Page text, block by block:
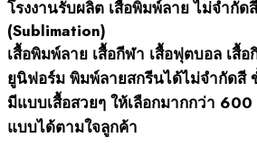
โรงงานรับผลิต เสื้อพิมพ์ลาย ไม่จำกั
(Sublimation)
เสื้อพิมพ์ลาย เสื้อกีฬา เสื้อฟุตบอล เสื้อ
ยูนิฟอร์ม พิมพ์ลายสกรีนได้ไม่จำกัดสี
มีแบบเสื้อสวยๆ ให้เลือกมากกว่า
แบบได้ตามใจลูกค้า